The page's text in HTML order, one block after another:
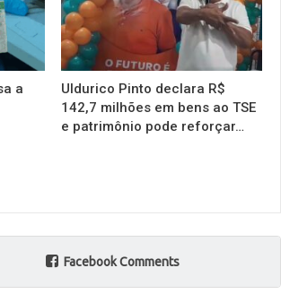
a
Uldurico Pinto declara R$
142,7 milhões em bens ao TSE
e patrimônio pode reforçar…
Facebook Comments